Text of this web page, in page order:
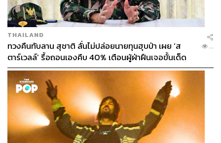
การเปิดโปงของ @dietprada สร้างเอ็นเกจเมนต์และยอดแชร์
อย่างมหาศาลภายในไม่กี่ชั่วโมง แสดงให้เห็นว่าเราได้เข้าสู่
ยุคที่อำนาจการตัดสินใจของวงการแฟชั่นไม่ได้เป็นแค่จาก
คนในฟองอากาศของอุตสาหกรรมเพียงอย่างเดียว แต่พลัง
ของมหาชนและโลกออนไลน์อาจทำให้หนึ่งงานล้มลงได้ใน
พริบตา โดยต่อไปแบรนด์ในระดับอะไรก็ตามแต่ต้องคำนึงให้
ดีเกี่ยวกับทุกภาพที่ตัวเองเสนอออกไป และต้องเข้าใจว่า แม้
‘การล้อเลียน’ หรือ ‘การล้อเล่น’ ของคุณอาจไม่ได้มาจาก
ความรู้สึกลบ แต่เราอยู่ในยุคสมัยที่เซนสิทีฟมาก และคน
กำลังต่อสู้เพื่อความเท่าเทียมในสังคม ซึ่งการจะมาเล่นเรื่อง
เพศ เรื่องเชื้อชาติ หรืออะไรก็ตามแต่ ผ่านแฟชั่นที่มีคนพันๆ
ล้านคนได้เห็น ก็เป็นอะไรที่ควรคิดตรึกตรองให้รอบด้าน
THAILAND
ทวงคืนทับลาน สุชาติ ลั่นไม่ปล่อยนายทุนฮุบป่า เผย ‘ส
ตาร์เวลล์’ รื้อถอนเองคืบ 40% เตือนผู้ฝ่าฝืนเจอขั้นเด็ด
ขาด
...